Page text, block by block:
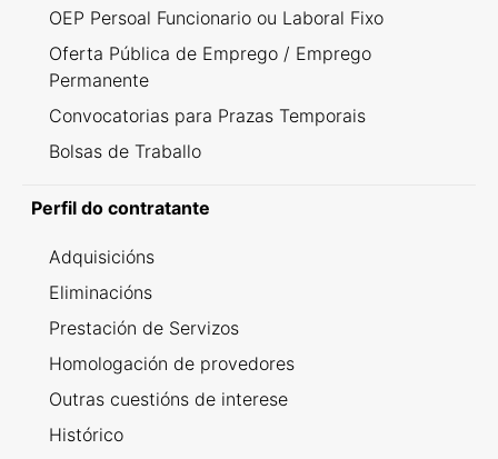
OEP Persoal Funcionario ou Laboral Fixo
Oferta Pública de Emprego / Emprego
Permanente
Convocatorias para Prazas Temporais
Bolsas de Traballo
Perfil do contratante
Adquisicións
Eliminacións
Prestación de Servizos
Homologación de provedores
Outras cuestións de interese
Histórico